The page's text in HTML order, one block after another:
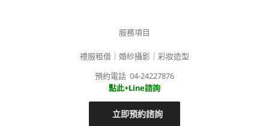
服務項目
禮服租借｜婚紗攝影｜彩妝造型
預約電話 04-24227876
點此+Line諮詢
立即預約諮詢